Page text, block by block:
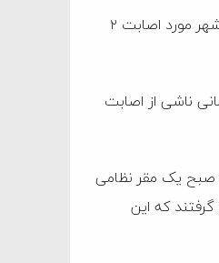
معاون سیاسی و امنیتی استاندار بوشهر گفت: دقایقی پیش پایگاهی نظامی در جنوب شهر بوشهر مورد اصابت ۲
ناشی از اصابت
وی یادآور شد: بامداد روز چهارشنبه نیز یک مقرر نظامی در شهرستان دشتی، همچنین ساعت ۹ صبح یک مقر نظامی
که این